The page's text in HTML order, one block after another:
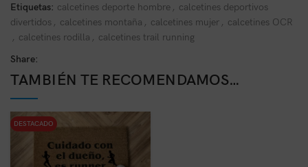
Etiquetas: calcetines deporte hombre , calcetines deportivos
divertidos , calcetines montaña , calcetines mujer , calcetines OCR
, calcetines rodilla , calcetines trail running
Share:
TAMBIÉN TE RECOMENDAMOS…
DESTACADO